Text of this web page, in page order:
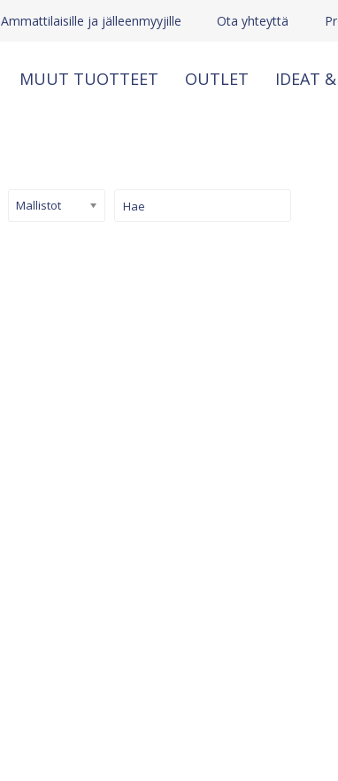
Ammattilaisille ja jälleenmyyjille Ota yhteyttä
MUUT TUOTTEET OUTLET IDEAT
Mallistot